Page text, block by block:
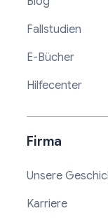
Fallstudien
E-Bücher
Hilfecenter
Firma
Unsere
Karriere